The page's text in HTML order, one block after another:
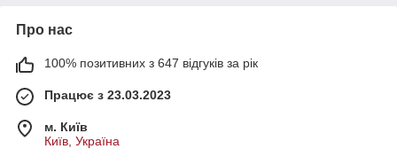
Про нас
100% позитивних з 647 відгуків за рік
Працює з 23.03.2023
м. Київ
Київ, Україна